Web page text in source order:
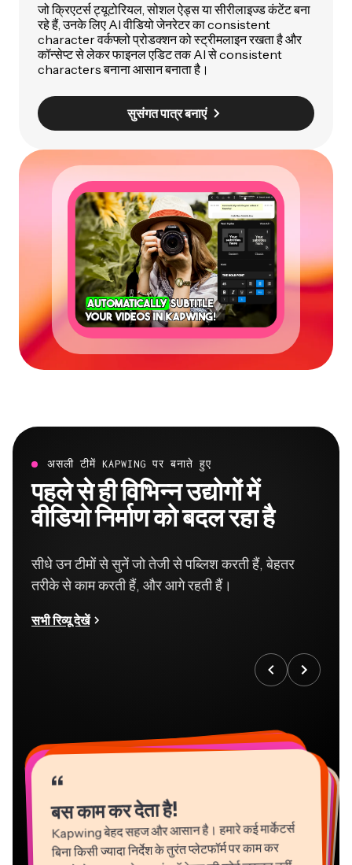
जो क्रिएटर्स ट्यूटोरियल, सोशल ऐड्स या सीरीलाइज्ड कंटेंट बना
रहे हैं, उनके लिए AI वीडियो जेनरेटर का consistent
character वर्कफ्लो प्रोडक्शन को स्ट्रीमलाइन रखता है और
कॉन्सेप्ट से लेकर फाइनल एडिट तक AI से consistent
characters बनाना आसान बनाता है।
सुसंगत पात्र बनाएं
असली टीमें KAPWING पर बनाते हुए
पहले से ही विभिन्न उद्योगों में
वीडियो निर्माण को बदल रहा है
सीधे उन टीमों से सुनें जो तेजी से पब्लिश करती हैं, बेहतर
तरीके से काम करती हैं, और आगे रहती हैं।
सभी रिव्यू देखें
“
बस काम कर देता है!
Kapwing बेहद सहज और आसान है। हमारे कई मार्केटर्स
बिना किसी ज्यादा निर्देश के तुरंत प्लेटफॉर्म पर काम कर
“
“
“
“
“
“